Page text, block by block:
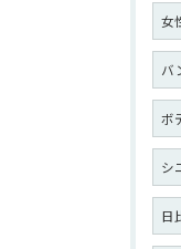
女
バ
ボ
シ
日